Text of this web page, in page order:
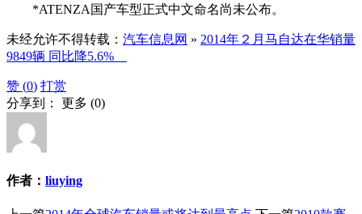
*ATENZA国产车型正式中文命名尚未公布。
未经允许不得转载： 汽车信息网 » 2014年２月马自达在华销量
9849辆 同比降5.6%
赞 (0) 打赏
分享到： 更多 (0)
作者： liuying